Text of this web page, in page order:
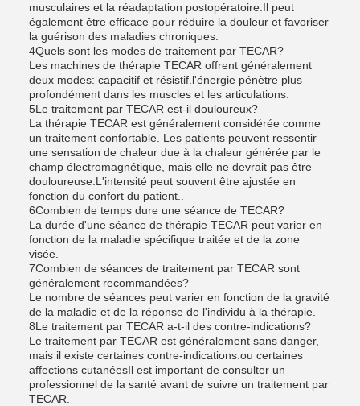
musculaires et la réadaptation postopératoire.Il peut
également être efficace pour réduire la douleur et favoriser
la guérison des maladies chroniques.
4Quels sont les modes de traitement par TECAR?
Les machines de thérapie TECAR offrent généralement
deux modes: capacitif et résistif.l'énergie pénètre plus
profondément dans les muscles et les articulations.
5Le traitement par TECAR est-il douloureux?
La thérapie TECAR est généralement considérée comme
un traitement confortable. Les patients peuvent ressentir
une sensation de chaleur due à la chaleur générée par le
champ électromagnétique, mais elle ne devrait pas être
douloureuse.L'intensité peut souvent être ajustée en
fonction du confort du patient..
6Combien de temps dure une séance de TECAR?
La durée d'une séance de thérapie TECAR peut varier en
fonction de la maladie spécifique traitée et de la zone
visée.
7Combien de séances de traitement par TECAR sont
généralement recommandées?
Le nombre de séances peut varier en fonction de la gravité
de la maladie et de la réponse de l'individu à la thérapie.
8Le traitement par TECAR a-t-il des contre-indications?
Le traitement par TECAR est généralement sans danger,
mais il existe certaines contre-indications.ou certaines
affections cutanéesIl est important de consulter un
professionnel de la santé avant de suivre un traitement par
TECAR.